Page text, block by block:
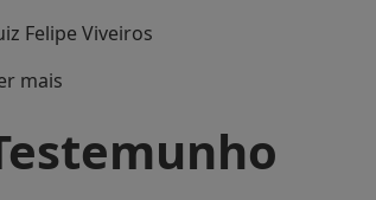
Felipe Viveiros
mais